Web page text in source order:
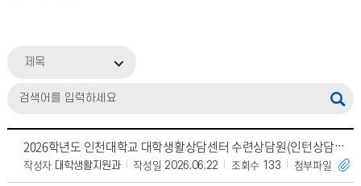
제목
2026학년도 인천대학교 대학생활상담센터 수련상담원(인턴상담원) 모집
작성자 대학생활지원과 작성일 2026.06.22 조회수 133 첨부파일